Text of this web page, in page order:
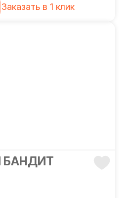
Заказать в 1 клик
БАНДИТ